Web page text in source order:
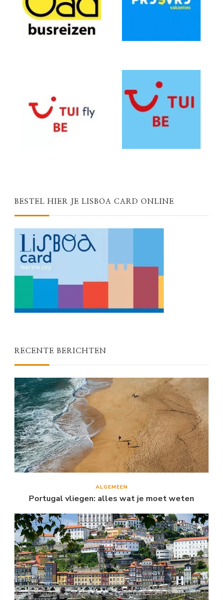
BESTEL HIER JE LISBOA CARD ONLINE
RECENTE BERICHTEN
ALGEMEEN
Portugal vliegen: alles wat je moet weten